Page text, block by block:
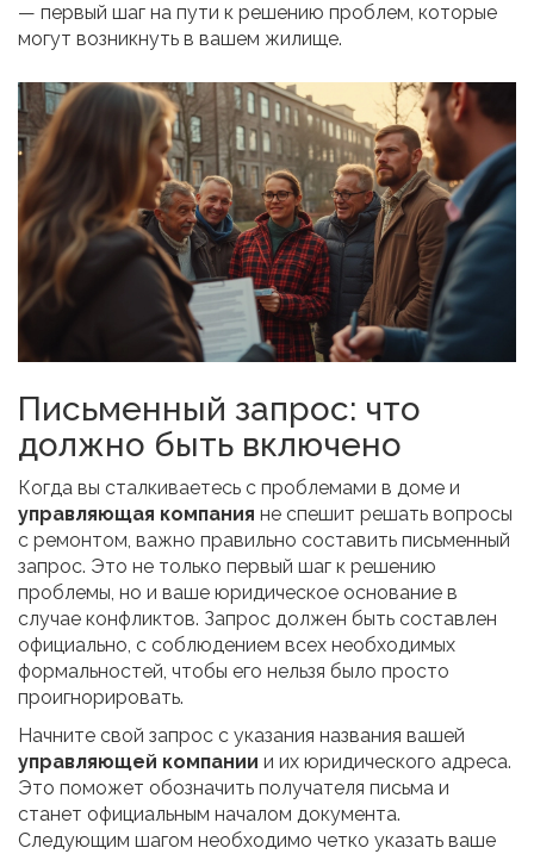
— первый шаг на пути к решению проблем, которые
могут возникнуть в вашем жилище.
Письменный запрос: что
должно быть включено
Когда вы сталкиваетесь с проблемами в доме и
управляющая компания не спешит решать вопросы
с ремонтом, важно правильно составить письменный
запрос. Это не только первый шаг к решению
проблемы, но и ваше юридическое основание в
случае конфликтов. Запрос должен быть составлен
официально, с соблюдением всех необходимых
формальностей, чтобы его нельзя было просто
проигнорировать.
Начните свой запрос с указания названия вашей
управляющей компании и их юридического адреса.
Это поможет обозначить получателя письма и
станет официальным началом документа.
Следующим шагом необходимо четко указать ваше